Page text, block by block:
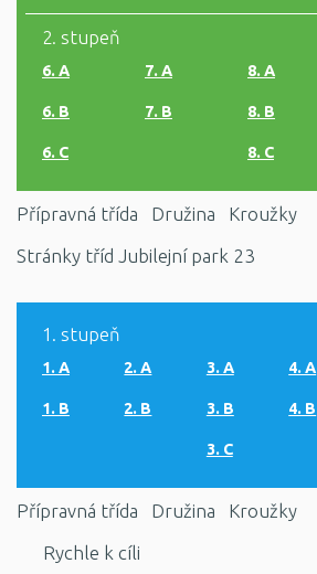
2. stupeň
6. A
6. B
6. C
7. A
7. B
8. A
8. B
8. C
Přípravná třída Družina
Kroužky
Stránky tříd Jubilejní park 23
1. stupeň
1. A
1. B
2. A
2. B
3. A
3. B
3. C
4. A
4. B
Přípravná třída Družina
Kroužky
Rychle k cíli